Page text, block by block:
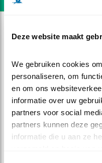
Deze website maakt
We gebruiken cookies
personaliseren, om
en om ons
informatie over uw
partners voor social
partners kunnen deze
informatie die u aan ze